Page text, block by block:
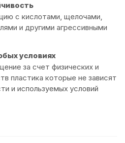
с кислотами, щелочами,
и другими агрессивными
условиях
за счет физических и
пластика которые не зависят
и используемых условий